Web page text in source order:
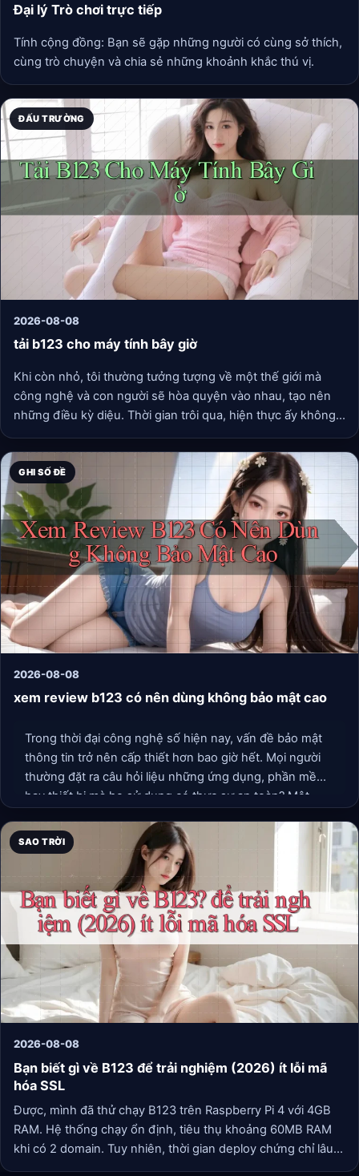
Đại lý Trò chơi trực tiếp
Tính cộng đồng: Bạn sẽ gặp những người có cùng sở thích,
cùng trò chuyện và chia sẻ những khoảnh khắc thú vị.
ĐẤU TRƯỜNG
2026-08-08
tải b123 cho máy tính bây giờ
Khi còn nhỏ, tôi thường tưởng tượng về một thế giới mà
công nghệ và con người sẽ hòa quyện vào nhau, tạo nên
những điều kỳ diệu. Thời gian trôi qua, hiện thực ấy không
còn là điều gì xa vời. Trong khi ngồi trước màn hình máy
tính, tôi cảm nhận được sự sang trọng của công nghệ. Với
một cú nhấp chuột, mọi thứ đều nằm trong tầm tay.
GHI SỐ ĐỀ
2026-08-08
xem review b123 có nên dùng không bảo mật cao
Trong thời đại công nghệ số hiện nay, vấn đề bảo mật
thông tin trở nên cấp thiết hơn bao giờ hết. Mọi người
thường đặt ra câu hỏi liệu những ứng dụng, phần mềm
hay thiết bị mà họ sử dụng có thực sự an toàn? Một
cáo với tính năng bảo mật cao. Tuy nhiên, liệu B123 có
thực sự đáng để bạn bỏ thời gian và tiền bạc vào? Hãy
cùng tìm hiểu.
SAO TRỜI
2026-08-08
Bạn biết gì về B123 để trải nghiệm (2026) ít lỗi mã
hóa SSL
Được, mình đã thử chạy B123 trên Raspberry Pi 4 với 4GB
RAM. Hệ thống chạy ổn định, tiêu thụ khoảng 60MB RAM
khi có 2 domain. Tuy nhiên, thời gian deploy chứng chỉ lâu